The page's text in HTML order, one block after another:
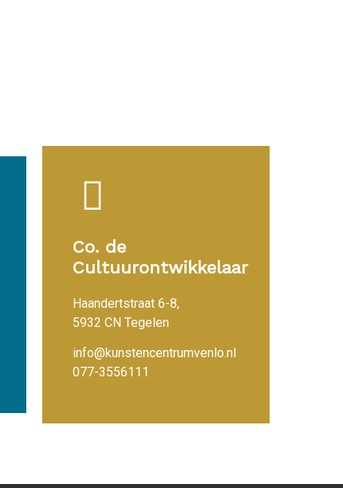
Co. de
Cultuurontwikkelaar
Haandertstraat 6-8,
5932 CN Tegelen
info@kunstencentrumvenlo.nl
077-3556111